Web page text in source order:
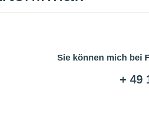
Sie können mich bei
+ 49